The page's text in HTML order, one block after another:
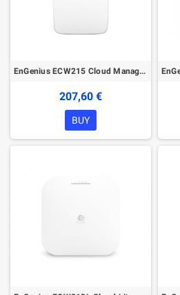
EnGenius ECW215 Cloud Managed Wireless Indoor Access Point
207,60 €
BUY